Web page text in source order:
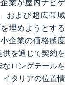
業が屋内ナビゲ
および超広帯域
埋めようとする
企業の価格感度
を通じて契約を
ロングテールを
イタリアの位置情